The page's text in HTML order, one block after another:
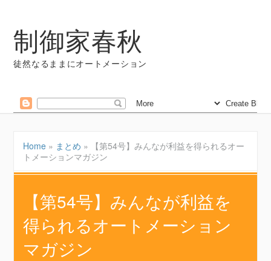
制御家春秋
徒然なるままにオートメーション
Home » まとめ »
【第54号】みんなが利益を得られるオー
トメーションマガジン
【第54号】みんなが利益を
得られるオートメーション
マガジン